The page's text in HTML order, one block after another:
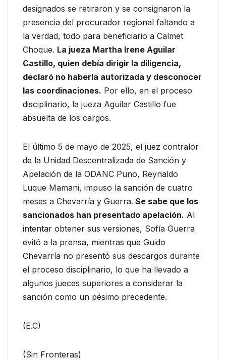
designados se retiraron y se consignaron la
presencia del procurador regional faltando a
la verdad, todo para beneficiario a Calmet
Choque. La jueza Martha Irene Aguilar
Castillo, quien debía dirigir la diligencia,
declaró no haberla autorizada y desconocer
las coordinaciones. Por ello, en el proceso
disciplinario, la jueza Aguilar Castillo fue
absuelta de los cargos.
El último 5 de mayo de 2025, el juez contralor
de la Unidad Descentralizada de Sanción y
Apelación de la ODANC Puno, Reynaldo
Luque Mamani, impuso la sanción de cuatro
meses a Chevarría y Guerra. Se sabe que los
sancionados han presentado apelación. Al
intentar obtener sus versiones, Sofía Guerra
evitó a la prensa, mientras que Guido
Chevarría no presentó sus descargos durante
el proceso disciplinario, lo que ha llevado a
algunos jueces superiores a considerar la
sanción como un pésimo precedente.
(E.C)
(Sin Fronteras)